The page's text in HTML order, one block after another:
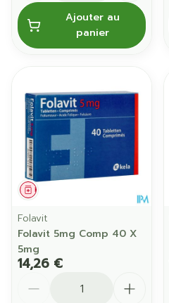
Ajouter au
panier
Médicament
Folavit
Folavit 5mg Comp 40 X
5mg
14,26 €